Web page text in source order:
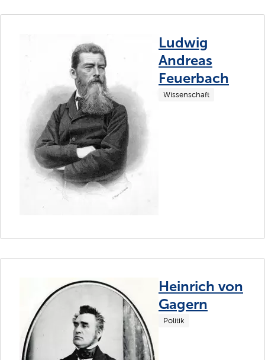
Ludwig
Andreas
Feuerbach
Wissenschaft
Heinrich von
Gagern
Politik